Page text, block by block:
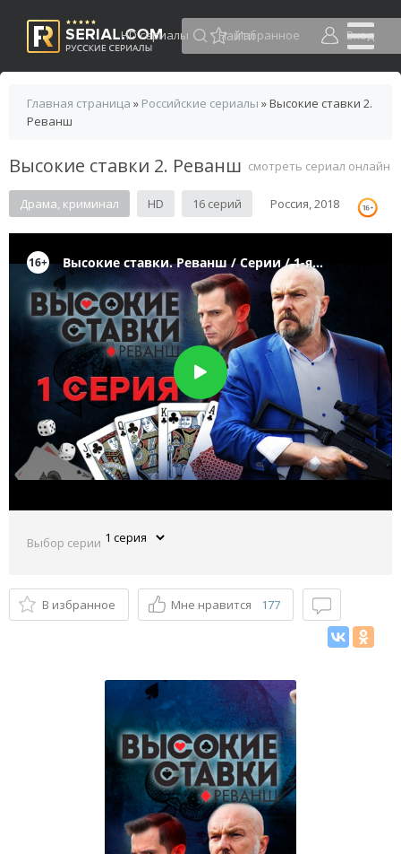
HD сериалы Избранное Вход
Главная страница » Российские сериалы » Высокие ставки 2.
Реванш
Высокие ставки 2. Реванш смотреть сериал онлайн
Драма, криминал HD 16 серий Россия, 2018
Выбор серии
В избранное Мне нравится 177